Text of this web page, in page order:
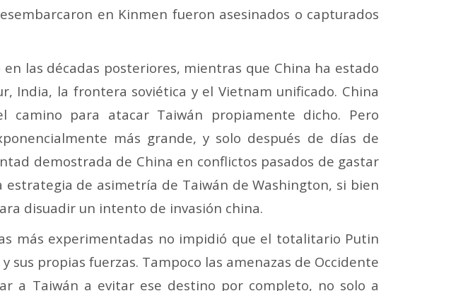
en Kinmen fueron asesinados o capturados
las décadas posteriores, mientras que China ha estado
India, la frontera soviética y el Vietnam unificado. China
para atacar Taiwán propiamente dicho. Pero
más grande, y solo después de días de
demostrada de China en conflictos pasados ​​de gastar
de asimetría de Taiwán de Washington, si bien
disuadir un intento de invasión china.
más experimentadas no impidió que el totalitario Putin
propias fuerzas. Tampoco las amenazas de Occidente
a Taiwán a evitar ese destino por completo, no solo a